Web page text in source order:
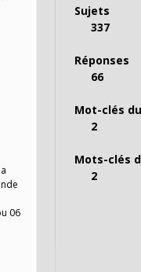
06
Sujets
337
Réponses
66
Mot-clés
2
Mots-clés
2